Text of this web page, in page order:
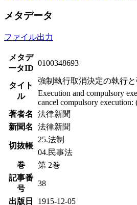
メタデータ
ファイル出力
メタデ
ータID
0100348693
タイト
ル
強制執行取消決定の執行
Execution and compulsory
cancel compulsory
著者名
法律新聞
新聞名
法律新聞
切抜帳
25.法制
04.民事法
巻
第 2巻
記事番
号
38
出版日 1915-12-05